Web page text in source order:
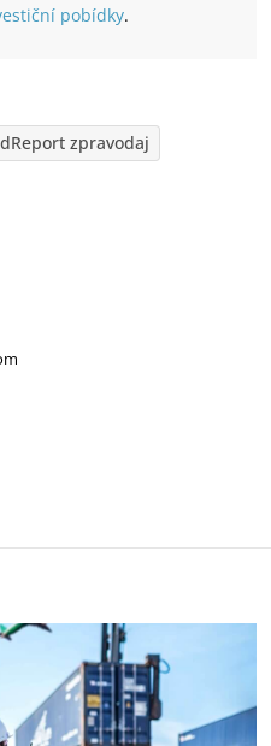
pobídky.
dReport zpravodaj